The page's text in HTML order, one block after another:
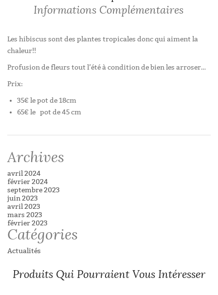
Informations Complémentaires
Les hibiscus sont des plantes tropicales donc qui aiment la
chaleur!!
Profusion de fleurs tout l’été à condition de bien les arroser…
Prix:
35€ le pot de 18cm
65€ le pot de 45 cm
Archives
avril 2024
février 2024
septembre 2023
juin 2023
avril 2023
mars 2023
février 2023
Catégories
Actualités
Produits Qui Pourraient Vous Intéresser